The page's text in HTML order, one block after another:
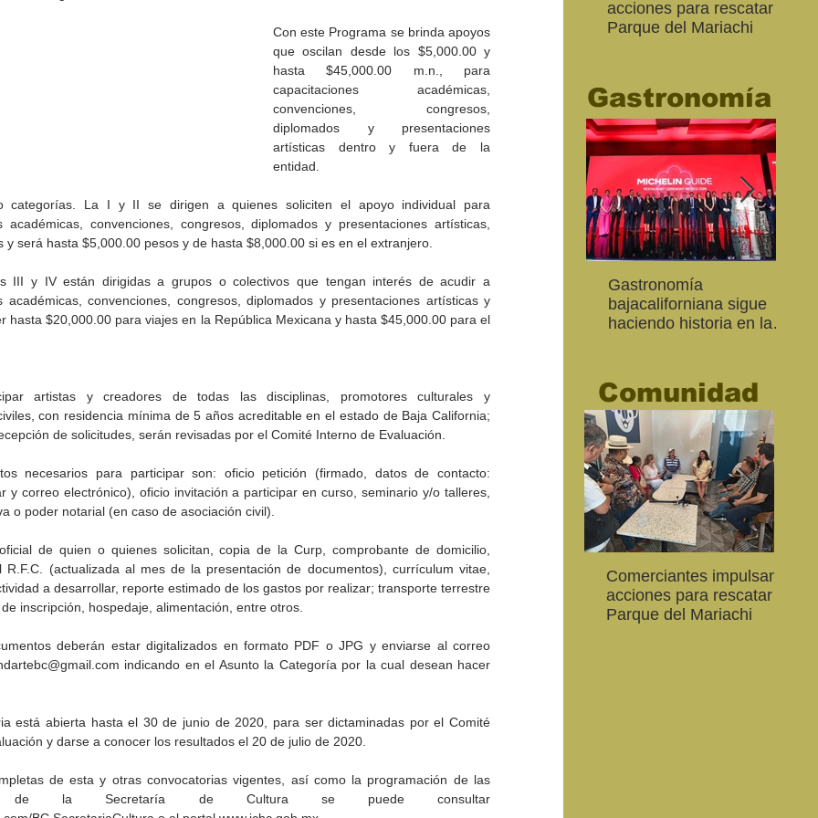
Con este Programa se brinda apoyos
que oscilan desde los $5,000.00 y
hasta $45,000.00 m.n., para
capacitaciones académicas,
convenciones, congresos,
diplomados y presentaciones
artísticas dentro y fuera de la
entidad.
categorías. La I y II se dirigen a quienes soliciten el apoyo individual para
académicas, convenciones, congresos, diplomados y presentaciones artísticas,
y será hasta $5,000.00 pesos y de hasta $8,000.00 si es en el extranjero.
III y IV están dirigidas a grupos o colectivos que tengan interés de acudir a
académicas, convenciones, congresos, diplomados y presentaciones artísticas y
hasta $20,000.00 para viajes en la República Mexicana y hasta $45,000.00 para el
artistas y creadores de todas las disciplinas, promotores culturales y
con residencia mínima de 5 años acreditable en el estado de Baja California;
de solicitudes, serán revisadas por el Comité Interno de Evaluación.
necesarios para participar son: oficio petición (firmado, datos de contacto:
y correo electrónico), oficio invitación a participar en curso, seminario y/o talleres,
o poder notarial (en caso de asociación civil).
de quien o quienes solicitan, copia de la Curp, comprobante de domicilio,
R.F.C. (actualizada al mes de la presentación de documentos), currículum vitae,
a desarrollar, reporte estimado de los gastos por realizar; transporte terrestre
inscripción, hospedaje, alimentación, entre otros.
deberán estar digitalizados en formato PDF o JPG y enviarse al correo
indicando en el Asunto la Categoría por la cual desean hacer
está abierta hasta el 30 de junio de 2020, para ser dictaminadas por el Comité
y darse a conocer los resultados el 20 de julio de 2020.
de esta y otras convocatorias vigentes, así como la programación de las
de la Secretaría de Cultura se puede consultar
laCETYS prepara la edición
2026 de la Feria de Arte
Internacional 'Sinergia'
Presenta Heras 'Una de
tantas'
Inaugura SC la colectiva
Expresión Plástica
Cachanilla 2026
"Función Velorio" llegará
al Teatro Universitario
como cierre del Taller de
Gobierno de Baja
California reconocerá a
cultural
Cristina Rivera Garza
reflexiona sobre memoria,
CEART Mexicali, oferta
Convocan a niños, niñas
y jóvenes a crear la
conservación de la
acciones para rescatar el
Parque del Mariachi
Comerciantes impulsan
acciones para rescatar el
Parque del Mariachi
Comunidad
Gastronomía
bajacaliforniana sigue
haciendo historia en la
Gastronomía